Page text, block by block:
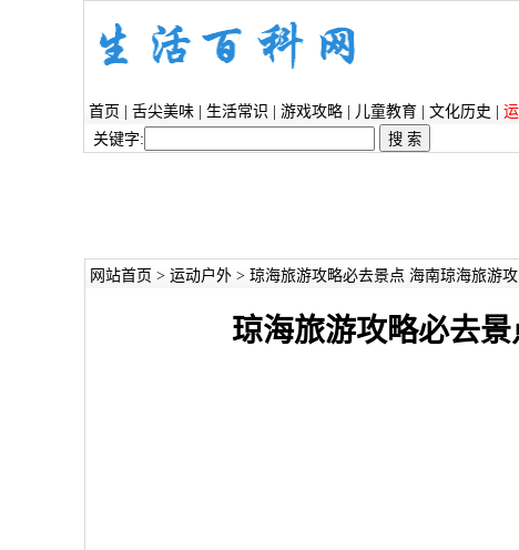
首页 舌尖美味| 生活常识 游戏攻略| 儿童教育| 文化历史
关键字:
网站首页 > 运动户外> 琼海旅游攻略必去景点 海南琼海旅游
琼海旅游攻略必去